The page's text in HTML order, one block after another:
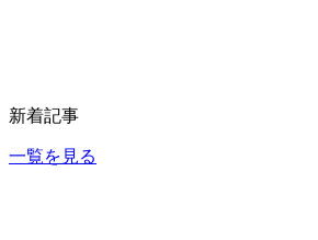
新着記事
一覧を見る